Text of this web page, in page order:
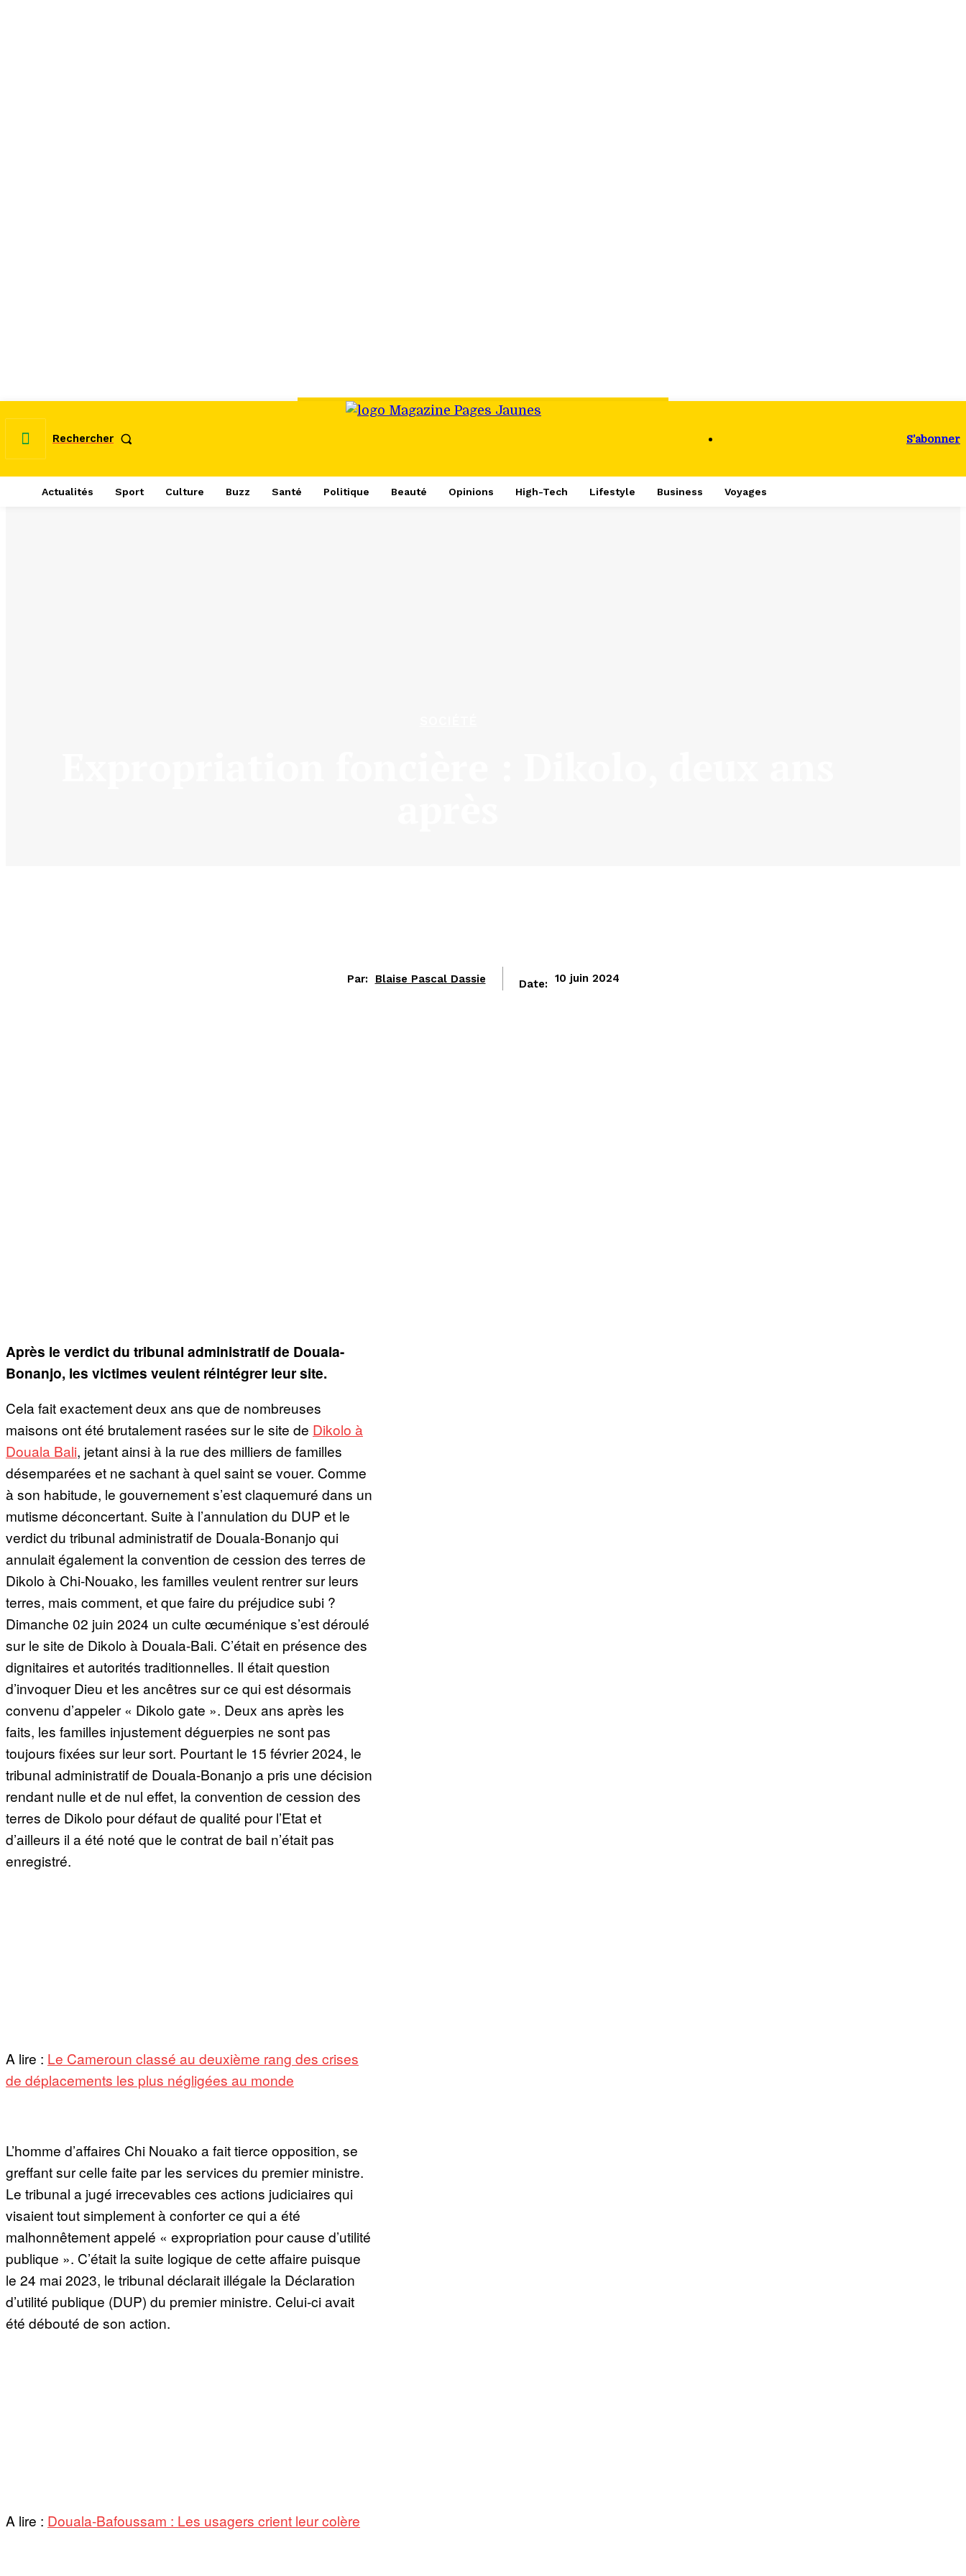
Rechercher S’abonner
Actualités Sport Culture Buzz Santé Politique Beauté Opinions High-Tech Lifestyle Business Voyages
Par: Blaise Pascal Dassie Date: 10 juin 2024
Après le verdict du tribunal administratif de Douala-
Bonanjo, les victimes veulent réintégrer leur site.
Cela fait exactement deux ans que de nombreuses
maisons ont été brutalement rasées sur le site de Dikolo à
Douala Bali, jetant ainsi à la rue des milliers de familles
désemparées et ne sachant à quel saint se vouer. Comme
à son habitude, le gouvernement s’est claquemuré dans un
mutisme déconcertant. Suite à l’annulation du DUP et le
verdict du tribunal administratif de Douala-Bonanjo qui
annulait également la convention de cession des terres de
Dikolo à Chi-Nouako, les familles veulent rentrer sur leurs
terres, mais comment, et que faire du préjudice subi ?
Dimanche 02 juin 2024 un culte œcuménique s’est déroulé
sur le site de Dikolo à Douala-Bali. C’était en présence des
dignitaires et autorités traditionnelles. Il était question
d’invoquer Dieu et les ancêtres sur ce qui est désormais
convenu d’appeler « Dikolo gate ». Deux ans après les
faits, les familles injustement déguerpies ne sont pas
toujours fixées sur leur sort. Pourtant le 15 février 2024, le
tribunal administratif de Douala-Bonanjo a pris une décision
rendant nulle et de nul effet, la convention de cession des
terres de Dikolo pour défaut de qualité pour l’Etat et
d’ailleurs il a été noté que le contrat de bail n’était pas
enregistré.
A lire : Le Cameroun classé au deuxième rang des crises
de déplacements les plus négligées au monde
L’homme d’affaires Chi Nouako a fait tierce opposition, se
greffant sur celle faite par les services du premier ministre.
Le tribunal a jugé irrecevables ces actions judiciaires qui
visaient tout simplement à conforter ce qui a été
malhonnêtement appelé « expropriation pour cause d’utilité
publique ». C’était la suite logique de cette affaire puisque
le 24 mai 2023, le tribunal déclarait illégale la Déclaration
d’utilité publique (DUP) du premier ministre. Celui-ci avait
été débouté de son action.
A lire : Douala-Bafoussam : Les usagers crient leur colère